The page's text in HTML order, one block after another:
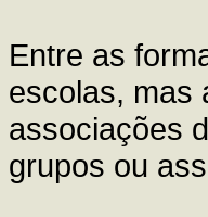
Entre as
escolas, mas
associações
grupos ou